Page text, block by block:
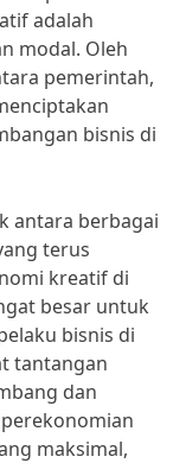
adalah
modal. Oleh
pemerintah,
bisnis di
antara berbagai
terus
kreatif di
besar untuk
bisnis di
tantangan
dan
maksimal,